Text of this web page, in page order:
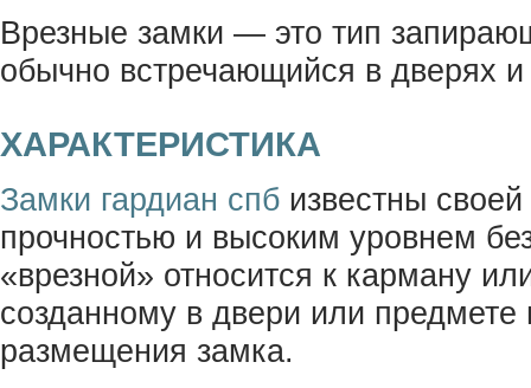
Врезные замки — это тип
обычно встречающийся в дверях
ХАРАКТЕРИСТИКА
Замки гардиан спб известны
прочностью и высоким уровнем
«врезной» относится к карману
созданному в двери или
размещения замка.